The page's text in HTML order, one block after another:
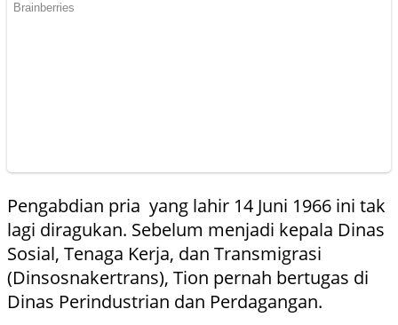
Pengabdian pria yang lahir 14 Juni 1966 ini tak
lagi diragukan. Sebelum menjadi kepala Dinas
Sosial, Tenaga Kerja, dan Transmigrasi
(Dinsosnakertrans), Tion pernah bertugas di
Dinas Perindustrian dan Perdagangan.